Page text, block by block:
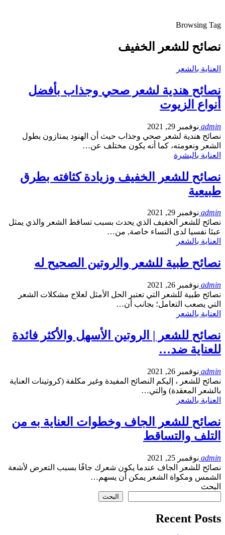
Browsing Tag
نصائح للشعر الخفيف
العناية بالشعر
نصائح هندية لشعر صحي وجذاب بأفضل
أنواع الزيوت
admin نوفمبر 29, 2021
نصائح هندية لشعر صحي وجذاب حيث أن الهنود يمتازون بطول
الشعر ونعومته، كما أنه يكون مختلف عن…
العناية بالبشرة
نصائح للشعر الخفيف وزيادة كثافته بطرق
طبيعية
admin نوفمبر 29, 2021
نصائح للشعر الخفيف الذي يحدث بسبب تساقط الشعر والذي يمثل
عبئا نفسيا لدى النساء خاصة, من…
العناية بالشعر
نصائح طبية للشعر والروتين الصحيح له
admin نوفمبر 26, 2021
نصائح طبية للشعر التي تعتبر الحل الأمثل لعلاج مشكلات الشعر
التي يصعب التعامل؛ بجانب أن…
العناية بالشعر
نصائح للشعر | الروتين الأسهل والأكثر فائدة
للعناية ضد…
admin نوفمبر 26, 2021
نصائح للشعر ، إليكم النصائح المفيدة وغير مكلفة (كروتينات العناية
بالشعر المعقدة) والتي…
العناية بالشعر
نصائح للشعر الجاف وخطوات العناية به من
التلف والتساقط
admin نوفمبر 25, 2021
نصائح للشعر الجاف عندما يكون شعرك جافًا بسبب التعرض لأشعة
الشمس ومكواة الشعر يمكن أن يسهم…
البحث
البحث
Recent Posts